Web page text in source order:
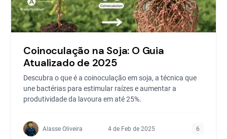
Coinoculação na Soja: O Guia
Atualizado de 2025
Descubra o que é a coinoculação em soja, a técnica que
une bactérias para estimular raízes e aumentar a
produtividade da lavoura em até 25%.
Alasse Oliveira 4 de Feb de 2025 6